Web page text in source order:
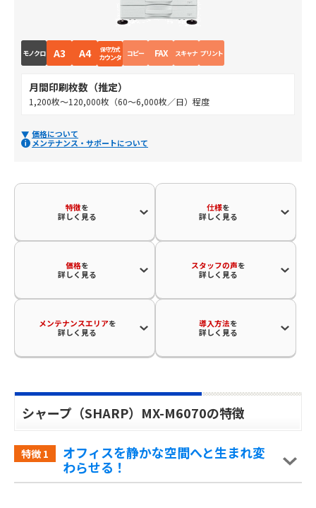
モノクロ A3 A4 保守方式
カウンタ コピー FAX スキャナ プリント
月間印刷枚数（推定）
1,200枚～120,000枚（60～6,000枚／日）程度
価格について
メンテナンス・サポートについて
特徴を
詳しく見る
仕様を
詳しく見る
価格を
詳しく見る
スタッフの声を
詳しく見る
メンテナンスエリアを
詳しく見る
導入方法を
詳しく見る
シャープ（SHARP）MX-M6070の特徴
特徴 1
オフィスを静かな空間へと生まれ変
わらせる！